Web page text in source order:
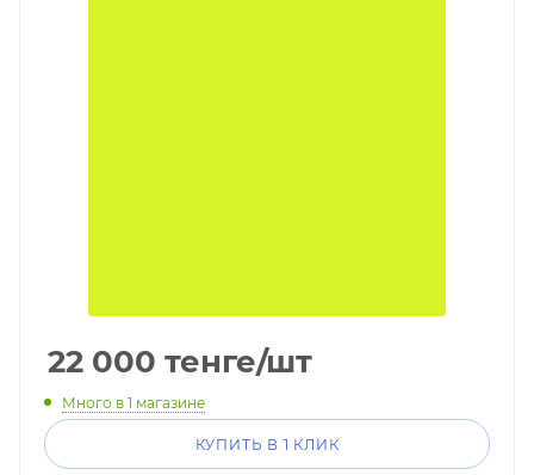
22 000 тенге/шт
Много в 1 магазине
КУПИТЬ В 1 КЛИК